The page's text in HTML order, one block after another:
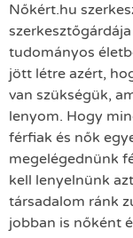
Nőkért.hu
tudományos
jött létre azért,
van szükségük,
lenyom. Hogy
férfiak és nők
megelégednünk
kell lenyelnünk
társadalom ránk
jobban is nőként